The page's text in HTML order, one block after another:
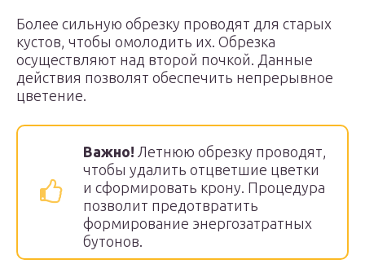
Более сильную обрезку проводят для старых
кустов, чтобы омолодить их. Обрезка
осуществляют над второй почкой. Данные
действия позволят обеспечить непрерывное
цветение.
Важно! Летнюю обрезку проводят,
чтобы удалить отцветшие цветки
и сформировать крону. Процедура
позволит предотвратить
формирование энергозатратных
бутонов.